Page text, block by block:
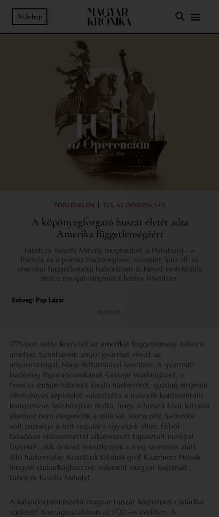
Webshop
TÖRTÉNELEM | TÚL AZ ÓPERENCIÁN
A köpönyegforgató huszár életét adta
Amerika függetlenségéért
Fabriczy Kováts Mihály megfordult a Habsburg-, a
francia és a porosz hadseregben, valamint harcolt az
amerikai függetlenségi háborúban is. Nevét emléktábla
őrzi a nyugat-virginiai Charles Townban.
Szöveg: Pap Lázár
2025.02.15.
1775-ben vette kezdetét az amerikai függetlenségi háború,
amelyet tizenhárom angol gyarmat vívott az
anyaországgal, Nagy-Britanniával szemben. A gyarmati
hadsereg főparancsnokának George Washingtont, a
francia–indián háborúk kiváló hadvezérét, gazdag virginiai
ültetvényes képviselőt választotta a második kontinentális
kongresszus. Washington tudta, hogy a hosszú távú katonai
sikerhez nem elegendők a milíciák, szervezett haderőre
volt szüksége a brit reguláris egységek ellen. Ebből
fakadóan előszeretettel alkalmazott tapasztalt európai
tiszteket, akik önként jelentkeztek a még szervezés alatt
álló hadseregbe. Közöttük találjuk gróf Kazimierz Pułaski
lengyel szabadságharcost, valamint magyar bajtársát,
Fabriczy Kováts Mihályt.
A kalandortermészetű magyar huszár köznemesi családba
született Karcagújszálláson az 1720-as években. A